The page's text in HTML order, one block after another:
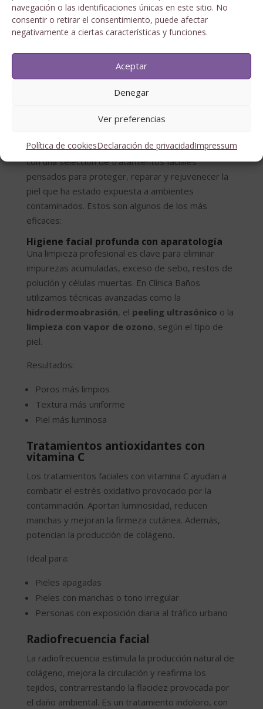
navegación o las identificaciones únicas en este sitio. No
consentir o retirar el consentimiento, puede afectar
negativamente a ciertas características y funciones.
Aceptar
Denegar
Ver preferencias
Política de cookiesDeclaración de privacidadImpressum
Protección solar todo el año
exposición solar. Aunque esté nublado o sea
invierno, el sol sigue afectando a la piel. Usar un
protector solar amplio espectro (SPF 30 o 50) es
Tratamientos en Clínica Baños para pieles
En nuestro centro de estética en Málaga, contamos
con una selección de tratamientos faciales
pensados para proteger, reparar y rejuvenecer la
piel que ha estado expuesta a ambientes
contaminados. Estos son algunos de los más
eficaces:
Higiene facial profunda con aparatología
Una limpieza profesional es clave para eliminar
impurezas acumuladas, exceso de sebo, restos de
polución y células muertas. En Clínica Baños
utilizamos técnicas avanzadas como la
hidrodermoabrasión, el peeling ultrasónico o la
limpieza con vapor de ozono, según el tipo de
piel.
Resultados:
Poros más limpios
Textura más uniforme
Piel más luminosa
Tratamientos antioxidantes con
vitamina C
Los tratamientos faciales con vitamina C ayudan a
combatir el estrés oxidativo provocado por la
contaminación. Aportan luminosidad, reducen
manchas y mejoran la firmeza cutánea. Además,
potencian la producción de colágeno.
Ideal para:
Pieles apagadas
Pieles con manchas o tono irregular
Personas con exposición diaria al tráfico urbano
Radiofrecuencia facial
La radiofrecuencia estimula la producción natural de
colágeno, mejora la circulación y reafirma los
tejidos, contrarrestando la flacidez provocada por
el daño ambiental. Es un tratamiento indoloro, con